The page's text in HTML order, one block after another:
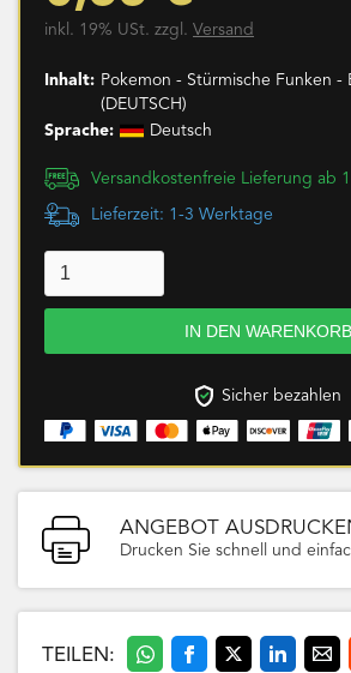
inkl. 19% USt. zzgl. Versand
Inhalt: Pokemon - Stürmische Funken -
(DEUTSCH)
Sprache:
Deutsch
Versandkostenfreie Lieferung ab
Lieferzeit: 1-3 Werktage
Sicher bezahlen
ANGEBOT
Drucken Sie schnell und
TEILEN: